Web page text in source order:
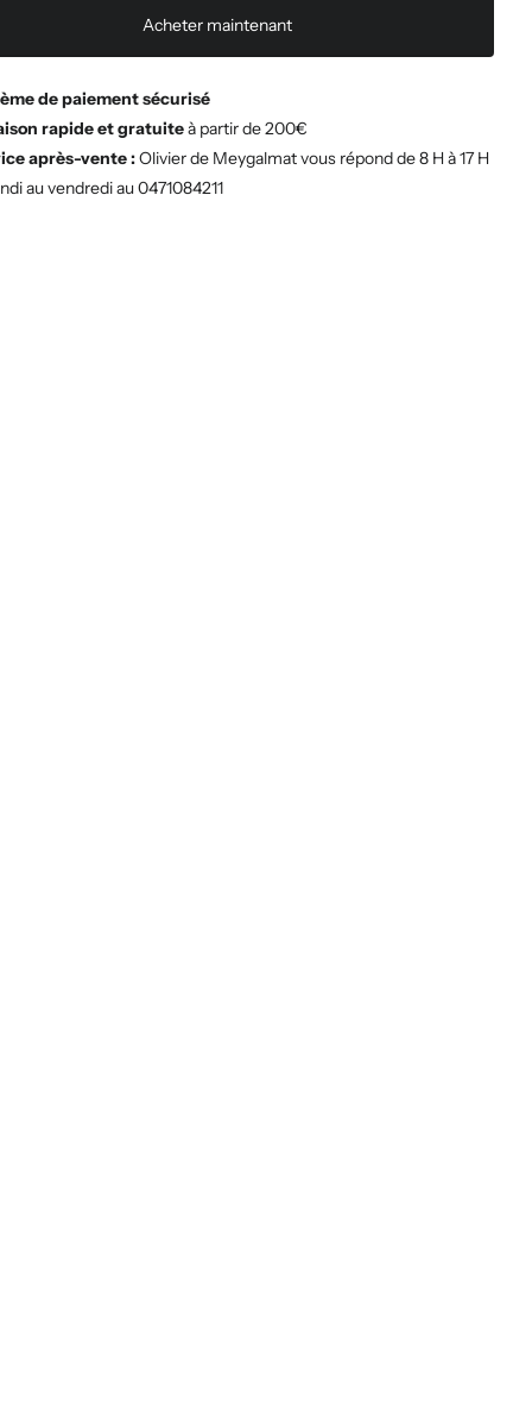
Acheter maintenant
de paiement sécurisé
rapide et gratuiteà partir de 200€
après-vente :Olivier de Meygalmat vous répond de 8 H à 17 H
au vendredi au 0471084211